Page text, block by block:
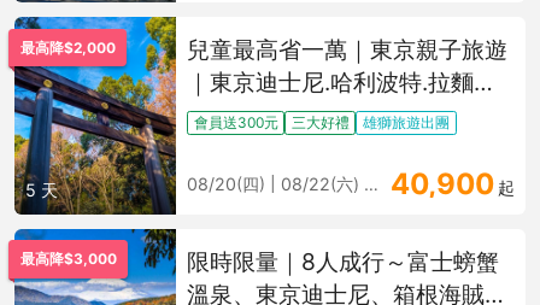
最高降$2,000
5 天
兒童最高省一萬｜東京親子旅遊
｜東京迪士尼.哈利波特.拉麵博
物館.上野動物園.江之島電鐵.歡
會員送300元 三大好禮 雄獅旅遊出團
08/20(四) | 08/22(六) 更多 40,900 起
最高降$3,000
限時限量｜8人成行～富士螃蟹
溫泉、東京迪士尼、箱根海賊